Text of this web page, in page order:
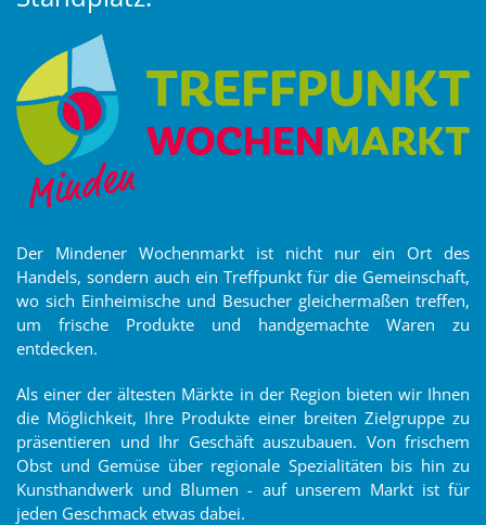
Der Mindener Wochenmarkt ist nicht nur ein Ort des
Handels, sondern auch ein Treffpunkt für die Gemeinschaft,
wo sich Einheimische und Besucher gleichermaßen treffen,
um frische Produkte und handgemachte Waren zu
entdecken.
Als einer der ältesten Märkte in der Region bieten wir Ihnen
die Möglichkeit, Ihre Produkte einer breiten Zielgruppe zu
präsentieren und Ihr Geschäft auszubauen. Von frischem
Obst und Gemüse über regionale Spezialitäten bis hin zu
Kunsthandwerk und Blumen - auf unserem Markt ist für
jeden Geschmack etwas dabei.